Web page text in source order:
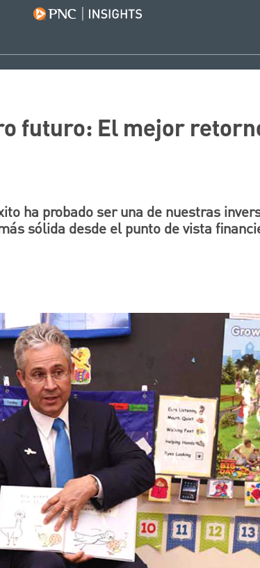
futuro: El mejor
ha probado ser una de nuestras
sólida desde el punto de vista